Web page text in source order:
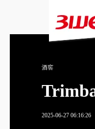
酒窖
2025-06-27 06:16:26